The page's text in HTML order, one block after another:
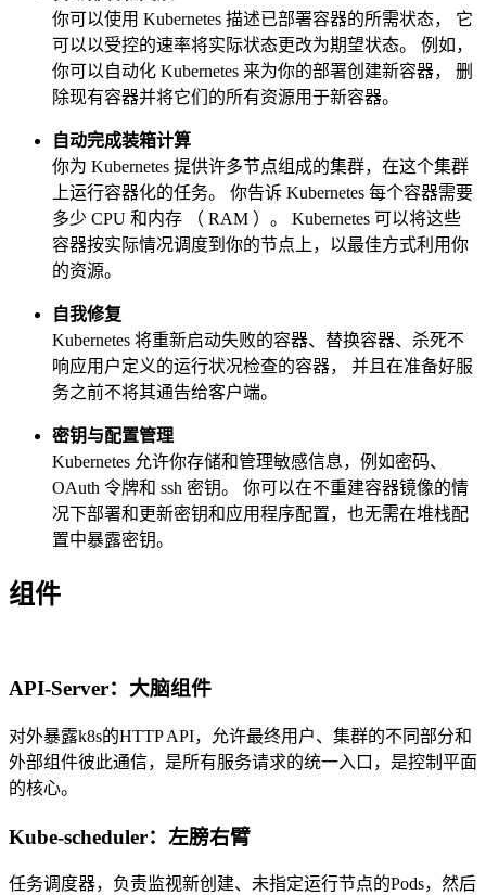
你可以使用 Kubernetes 描述已部署容器的所需状态， 它
可以以受控的速率将实际状态更改为期望状态。 例如，
你可以自动化 Kubernetes 来为你的部署创建新容器， 删
除现有容器并将它们的所有资源用于新容器。
自动完成装箱计算
你为 Kubernetes 提供许多节点组成的集群，在这个集群
上运行容器化的任务。 你告诉 Kubernetes 每个容器需要
多少 CPU 和内存 （ RAM ）。 Kubernetes 可以将这些
容器按实际情况调度到你的节点上，以最佳方式利用你
的资源。
自我修复
Kubernetes 将重新启动失败的容器、替换容器、杀死不
响应用户定义的运行状况检查的容器， 并且在准备好服
务之前不将其通告给客户端。
密钥与配置管理
Kubernetes 允许你存储和管理敏感信息，例如密码、
OAuth 令牌和 ssh 密钥。 你可以在不重建容器镜像的情
况下部署和更新密钥和应用程序配置，也无需在堆栈配
置中暴露密钥。
组件
API-Server：大脑组件
对外暴露k8s的HTTP API，允许最终用户、集群的不同部分和
外部组件彼此通信，是所有服务请求的统一入口，是控制平面
的核心。
Kube-scheduler：左膀右臂
任务调度器，负责监视新创建、未指定运行节点的Pods，然后